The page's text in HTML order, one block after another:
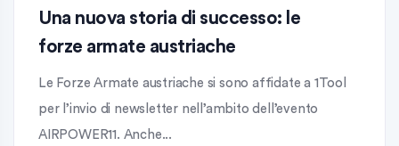
Una nuova storia di successo: le
forze armate austriache
Le Forze Armate austriache si sono affidate a 1Tool
per l’invio di newsletter nell’ambito dell’evento
AIRPOWER11. Anche...